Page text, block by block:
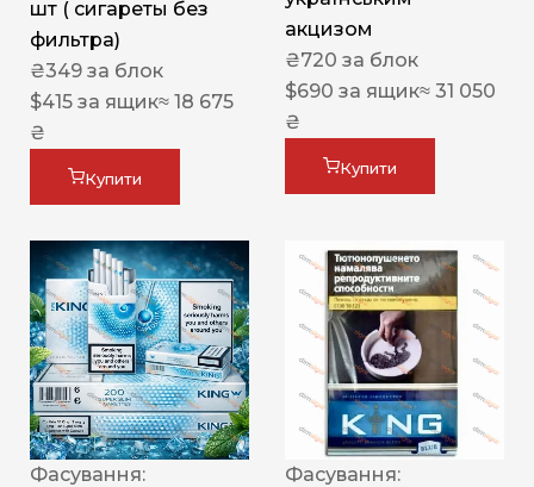
шт ( сигареты без
фильтра)
₴349 за блок
$415 за ящик≈ 18 675
₴
Купити
акцизом
₴720 за блок
$690 за ящик≈ 31 050
₴
Купити
Фасування:
Фасування: